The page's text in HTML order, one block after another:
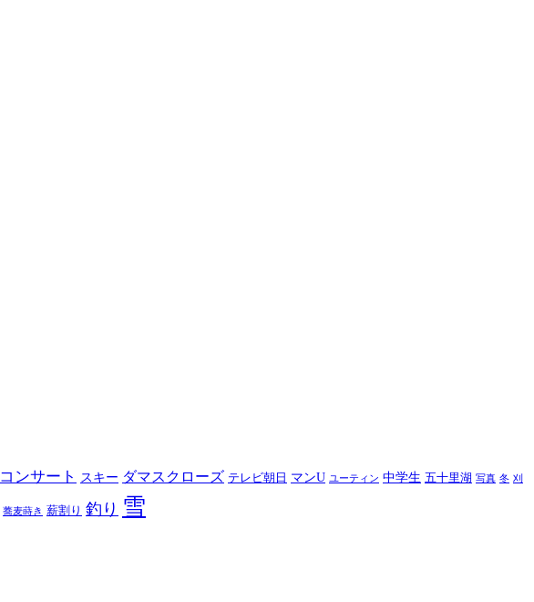
コンサート スキー ダマスクローズ テレビ朝日 マンU ユーティン 中学生 五十里湖 写真 冬 刈
蕎麦蒔き 薪割り 釣り 雪